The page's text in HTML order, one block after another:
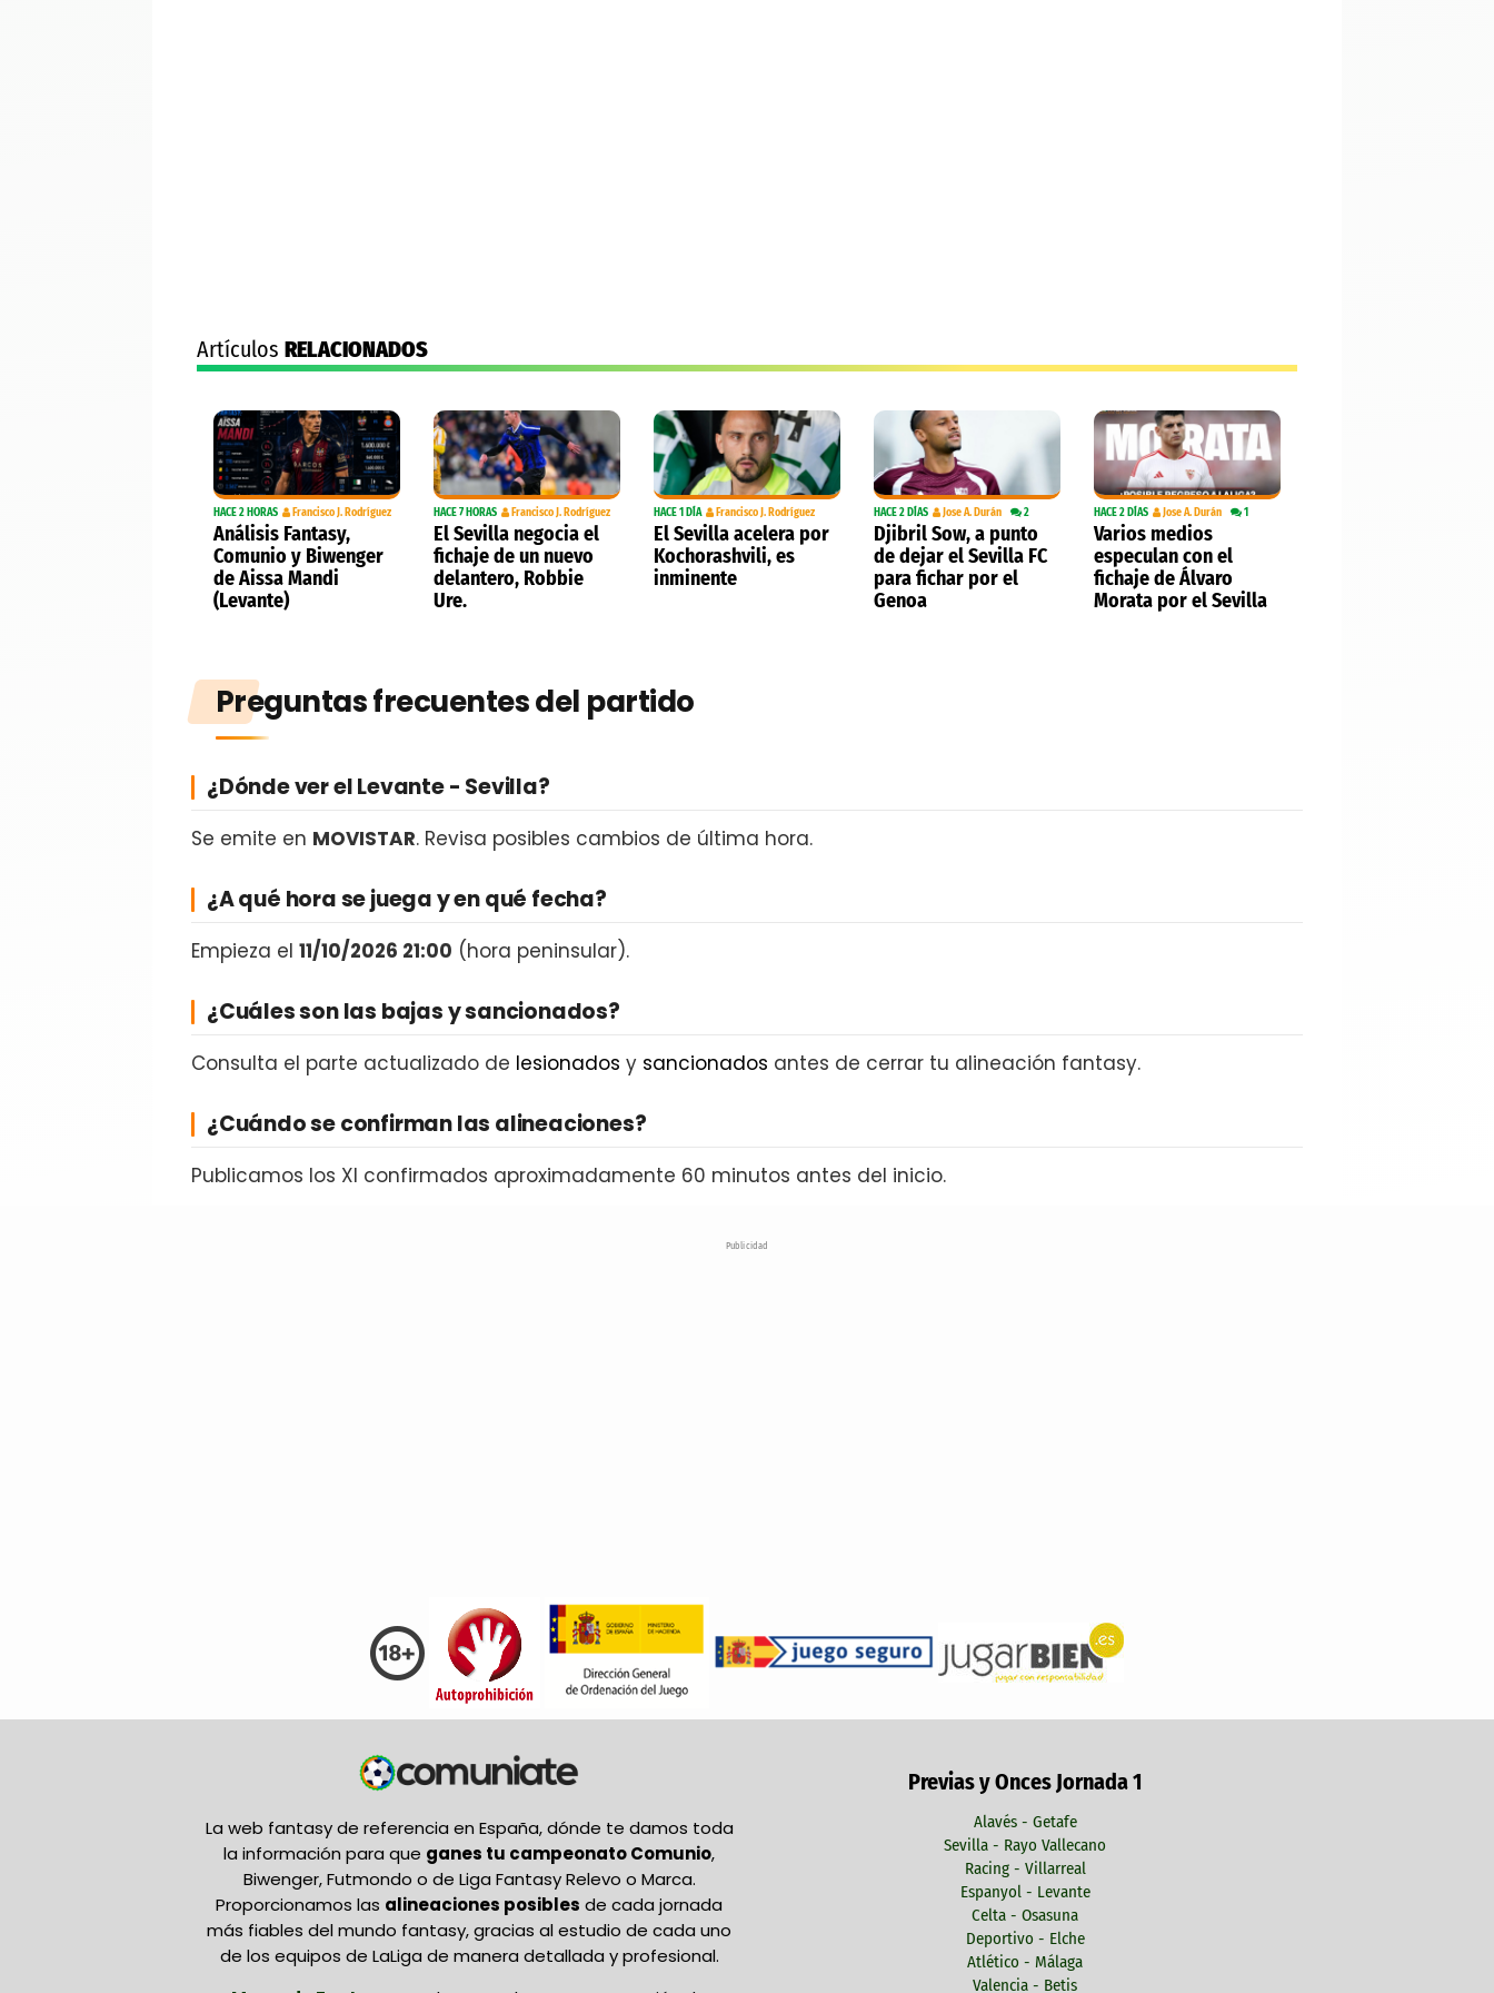
Artículos RELACIONADOS
HACE 2 HORAS Francisco J. Rodríguez
Análisis Fantasy,
Comunio y Biwenger
de Aissa Mandi
(Levante)
HACE 7 HORAS Francisco J. Rodríguez
El Sevilla negocia el
fichaje de un nuevo
delantero, Robbie
Ure.
HACE 1 DÍA Francisco J. Rodríguez
El Sevilla acelera por
Kochorashvili, es
inminente
HACE 2 DÍAS Jose A. Durán 2
Djibril Sow, a punto
de dejar el Sevilla FC
para fichar por el
Genoa
HACE 2 DÍAS Jose A. Durán 1
Varios medios
especulan con el
fichaje de Álvaro
Morata por el Sevilla
Preguntas frecuentes del partido
¿Dónde ver el Levante - Sevilla?
Se emite en MOVISTAR. Revisa posibles cambios de última hora.
¿A qué hora se juega y en qué fecha?
Empieza el 11/10/2026 21:00 (hora peninsular).
¿Cuáles son las bajas y sancionados?
Consulta el parte actualizado de lesionados y sancionados antes de cerrar tu alineación fantasy.
¿Cuándo se confirman las alineaciones?
Publicamos los XI confirmados aproximadamente 60 minutos antes del inicio.
Publicidad
La web fantasy de referencia en España, dónde te damos toda
la información para que ganes tu campeonato Comunio,
Biwenger, Futmondo o de Liga Fantasy Relevo o Marca.
Proporcionamos las alineaciones posibles de cada jornada
más fiables del mundo fantasy, gracias al estudio de cada uno
de los equipos de LaLiga de manera detallada y profesional.
Previas y Onces Jornada 1
Alavés - Getafe
Sevilla - Rayo Vallecano
Racing - Villarreal
Espanyol - Levante
Celta - Osasuna
Deportivo - Elche
Atlético - Málaga
Valencia - Betis